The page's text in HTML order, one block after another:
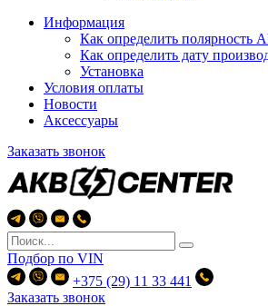
Информация
Как определить полярность
Как определить дату
Установка
Условия оплаты
Новости
Аксессуары
Заказать звонок
Подбор по VIN
+375 (29) 11 33 441
Заказать звонок